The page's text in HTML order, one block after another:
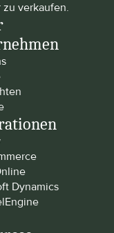
verkaufen.
Dynamics